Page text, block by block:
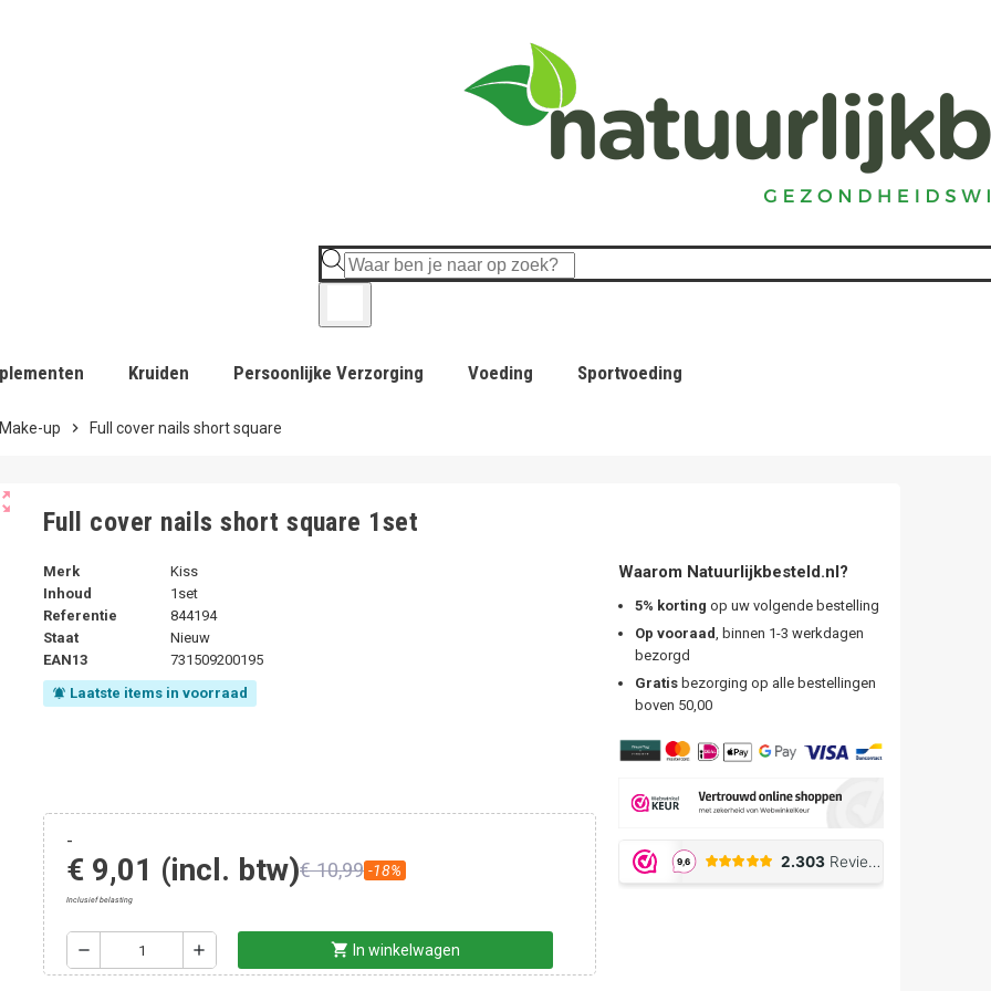
Kruiden Persoonlijke Verzorging Voeding Sportvoeding
Make-up chevron_right Full cover nails short square
Full cover nails short square 1set
Merk
Kiss
Inhoud
1set
Referentie
844194
Staat
Nieuw
EAN13
731509200195
notifications_active Laatste items in voorraad
-
€ 9,01 (incl. btw)€ 10,99 -18%
Inclusief belasting
remove add shopping_cart In winkelwagen
Waarom Natuurlijkbesteld.nl?
5% korting op uw volgende bestelling
Op vooraad, binnen 1-3 werkdagen
bezorgd
Gratisbezorging op alle bestellingen
boven 50,00